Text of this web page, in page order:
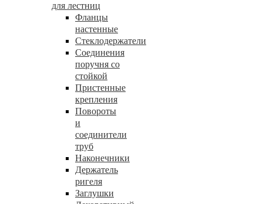
для лестниц
Фланцы
настенные
Стеклодержатели
Соединения
поручня со
стойкой
Пристенные
крепления
Повороты
и
соединители
труб
Наконечники
Держатель
ригеля
Заглушки